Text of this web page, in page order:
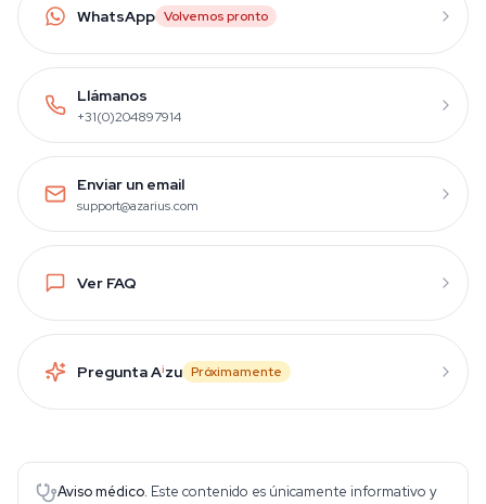
WhatsApp Volvemos pronto
Llámanos
+31(0)204897914
Enviar un email
support@azarius.com
Ver FAQ
Pregunta Aizu Próximamente
Aviso médico. Este contenido es únicamente informativo y